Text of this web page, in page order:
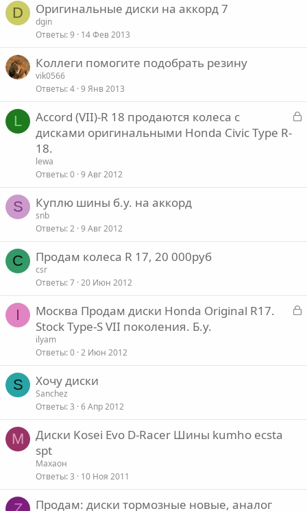
D Оригинальные диски на аккорд 7
dgin
Ответы 9 14 Фев 2013
Коллеги помогите подобрать резину
vik0566
Ответы 4 9 Янв 2013
L
З
Accord (VII)-R 18 продаются колеса с
дисками оригинальными Honda Civic Type R-
18.
lewa
Ответы 0 9 Авг 2012
S Куплю шины б.у. на аккорд
snb
Ответы 2 9 Авг 2012
C Продам колеса R 17, 20 000руб
csr
Ответы 7 20 Июн 2012
I
З
Москва Продам диски Honda Original R17.
Stock Type-S VII поколения. Б.у.
ilyam
Ответы 0 2 Июн 2012
S Хочу диски
Sanchez
Ответы 3 6 Апр 2012
М
Диски Kosei Evo D-Racer Шины kumho ecsta
spt
Махаон
Ответы 3 10 Ноя 2011
Продам: диски тормозные новые, аналог